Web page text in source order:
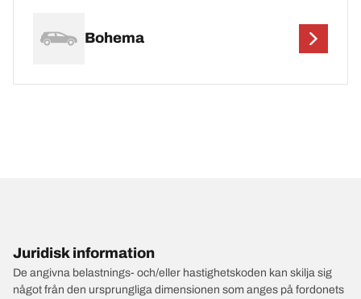
Bohema
Juridisk information
De angivna belastnings- och/eller hastighetskoden kan skilja sig
något från den ursprungliga dimensionen som anges på fordonets